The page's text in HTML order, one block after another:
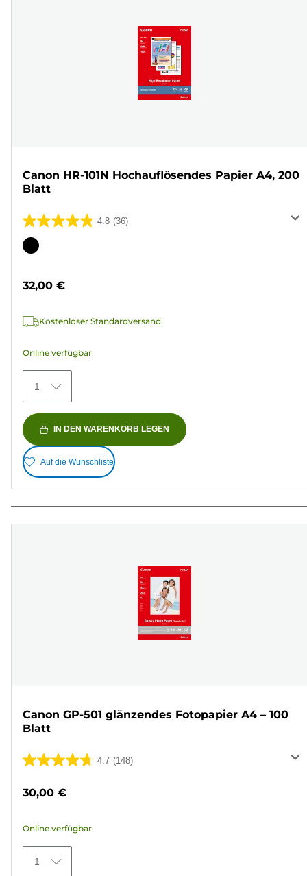
Canon HR-101N Hochauflösendes Papier A4, 200
Blatt
4.8 (36)
4.8
von
36
Farbpatrone
32,00 €
Kostenloser Standardversand
Online verfügbar
1
IN DEN WARENKORB LEGEN
Auf die Wunschliste
Canon GP-501 glänzendes Fotopapier A4 – 100
Blatt
4.7 (148)
4.7
5
148
Bewertungen
30,00 €
Online verfügbar
1